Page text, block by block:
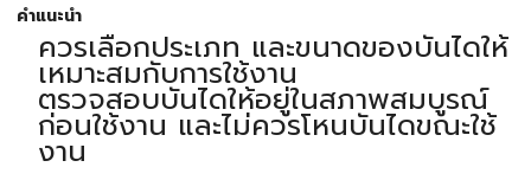
คำแนะนำ
ควรเลือกประเภท และขนาดของบันไดให้
เหมาะสมกับการใช้งาน
ตรวจสอบบันไดให้อยู่ในสภาพสมบูรณ์
ก่อนใช้งาน และไม่ควรโหนบันไดขณะใช้
งาน